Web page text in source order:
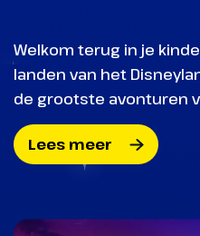
Welkom terug in je
landen van het
de grootste avonturen
Lees meer